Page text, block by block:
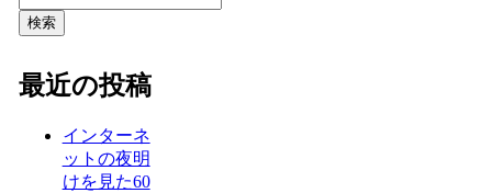
検索
最近の投稿
インターネ
ットの夜明
けを見た60